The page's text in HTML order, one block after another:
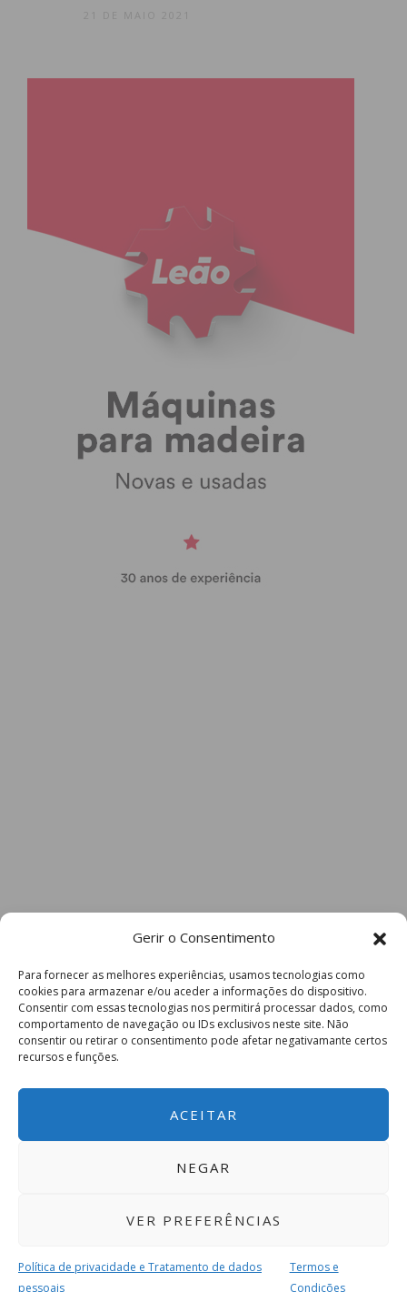
Gerir o Consentimento
Para fornecer as melhores experiências, usamos tecnologias como
cookies para armazenar e/ou aceder a informações do dispositivo.
Consentir com essas tecnologias nos permitirá processar dados, como
comportamento de navegação ou IDs exclusivos neste site. Não
consentir ou retirar o consentimento pode afetar negativamante certos
recursos e funções.
ACEITAR
NEGAR
VER PREFERÊNCIAS
Política de privacidade e Tratamento de dados
pessoais
Termos e
Condições
21 DE MAIO 2021